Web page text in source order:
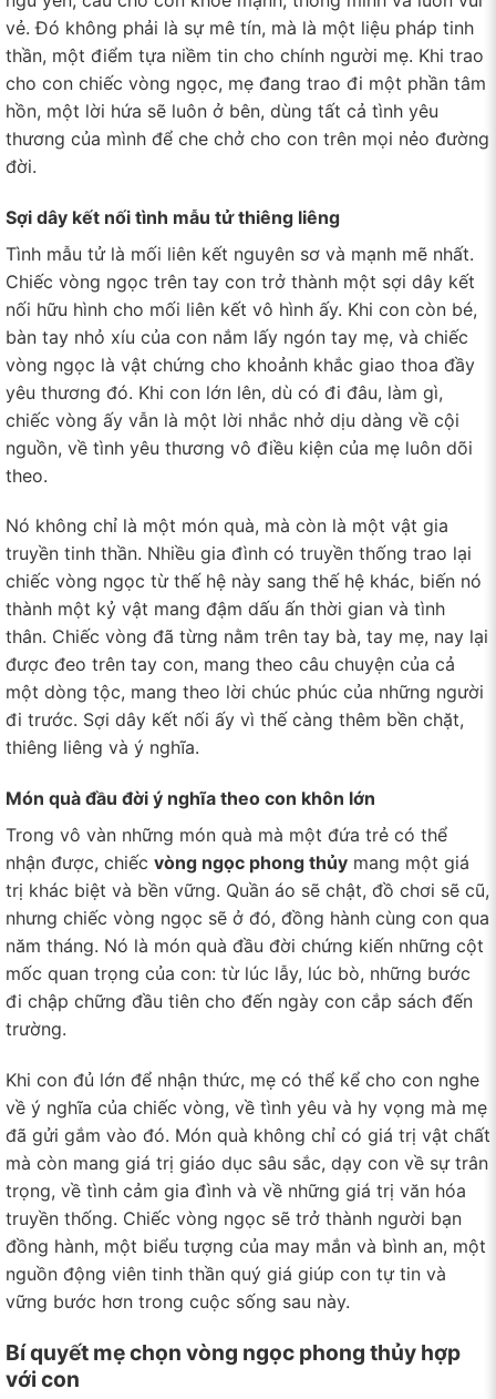
vẻ. Đó không phải là sự mê tín, mà là một liệu pháp tinh
thần, một điểm tựa niềm tin cho chính người mẹ. Khi trao
cho con chiếc vòng ngọc, mẹ đang trao đi một phần tâm
hồn, một lời hứa sẽ luôn ở bên, dùng tất cả tình yêu
thương của mình để che chở cho con trên mọi nẻo đường
đời.
Sợi dây kết nối tình mẫu tử thiêng liêng
Tình mẫu tử là mối liên kết nguyên sơ và mạnh mẽ nhất.
Chiếc vòng ngọc trên tay con trở thành một sợi dây kết
nối hữu hình cho mối liên kết vô hình ấy. Khi con còn bé,
bàn tay nhỏ xíu của con nắm lấy ngón tay mẹ, và chiếc
vòng ngọc là vật chứng cho khoảnh khắc giao thoa đầy
yêu thương đó. Khi con lớn lên, dù có đi đâu, làm gì,
chiếc vòng ấy vẫn là một lời nhắc nhở dịu dàng về cội
nguồn, về tình yêu thương vô điều kiện của mẹ luôn dõi
theo.
Nó không chỉ là một món quà, mà còn là một vật gia
truyền tinh thần. Nhiều gia đình có truyền thống trao lại
chiếc vòng ngọc từ thế hệ này sang thế hệ khác, biến nó
thành một kỷ vật mang đậm dấu ấn thời gian và tình
thân. Chiếc vòng đã từng nằm trên tay bà, tay mẹ, nay lại
được đeo trên tay con, mang theo câu chuyện của cả
một dòng tộc, mang theo lời chúc phúc của những người
đi trước. Sợi dây kết nối ấy vì thế càng thêm bền chặt,
thiêng liêng và ý nghĩa.
Món quà đầu đời ý nghĩa theo con khôn lớn
Trong vô vàn những món quà mà một đứa trẻ có thể
nhận được, chiếc vòng ngọc phong thủy mang một giá
trị khác biệt và bền vững. Quần áo sẽ chật, đồ chơi sẽ cũ,
nhưng chiếc vòng ngọc sẽ ở đó, đồng hành cùng con qua
năm tháng. Nó là món quà đầu đời chứng kiến những cột
mốc quan trọng của con: từ lúc lẫy, lúc bò, những bước
đi chập chững đầu tiên cho đến ngày con cắp sách đến
trường.
Khi con đủ lớn để nhận thức, mẹ có thể kể cho con nghe
về ý nghĩa của chiếc vòng, về tình yêu và hy vọng mà mẹ
đã gửi gắm vào đó. Món quà không chỉ có giá trị vật chất
mà còn mang giá trị giáo dục sâu sắc, dạy con về sự trân
trọng, về tình cảm gia đình và về những giá trị văn hóa
truyền thống. Chiếc vòng ngọc sẽ trở thành người bạn
đồng hành, một biểu tượng của may mắn và bình an, một
nguồn động viên tinh thần quý giá giúp con tự tin và
vững bước hơn trong cuộc sống sau này.
Bí quyết mẹ chọn vòng ngọc phong thủy hợp
với con